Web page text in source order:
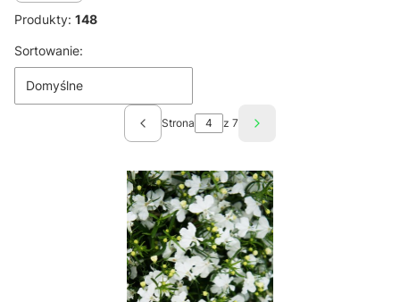
Produkty: 148
Lista produktów
Sortowanie:
Domyślne
Poprzednie produkty
Strona z 7 Następne produkty